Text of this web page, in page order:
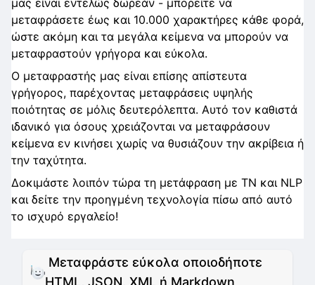
μας είναι εντελώς δωρεάν - μπορείτε να
μεταφράσετε έως και 10.000 χαρακτήρες κάθε φορά,
ώστε ακόμη και τα μεγάλα κείμενα να μπορούν να
μεταφραστούν γρήγορα και εύκολα.
Ο μεταφραστής μας είναι επίσης απίστευτα
γρήγορος, παρέχοντας μεταφράσεις υψηλής
ποιότητας σε μόλις δευτερόλεπτα. Αυτό τον καθιστά
ιδανικό για όσους χρειάζονται να μεταφράσουν
κείμενα εν κινήσει χωρίς να θυσιάζουν την ακρίβεια ή
την ταχύτητα.
Δοκιμάστε λοιπόν τώρα τη μετάφραση με ΤΝ και NLP
και δείτε την προηγμένη τεχνολογία πίσω από αυτό
το ισχυρό εργαλείο!
Μεταφράστε εύκολα οποιοδήποτε
HTML, JSON, XML ή Markdown